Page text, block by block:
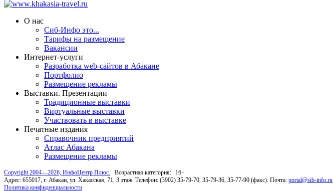
О нас
Сиб-Инфо это...
Тарифы на размещение
Вакансии
Интернет-услуги
Разработка web-сайтов в Абакане
Портфолио
Размещение рекламы
Выставки. Презентации
Традиционные выставки
Виртуальные выставки
Участвовать в выставке
Печатные издания
Справочник предприятий
Атлас Абакана
Размещение рекламы
Copyright 2004—2026, ИнфоЦентр Плюс. Возрастная категория:
16+
Адрес: 655017, г. Абакан, ул. Хакасская, 71, 3 этаж. Телефон: (3902) 35-79-70, 35-79-36, 35-77-90 (факс). Почта: portal@sib-info.ru
Политика конфиденциальности